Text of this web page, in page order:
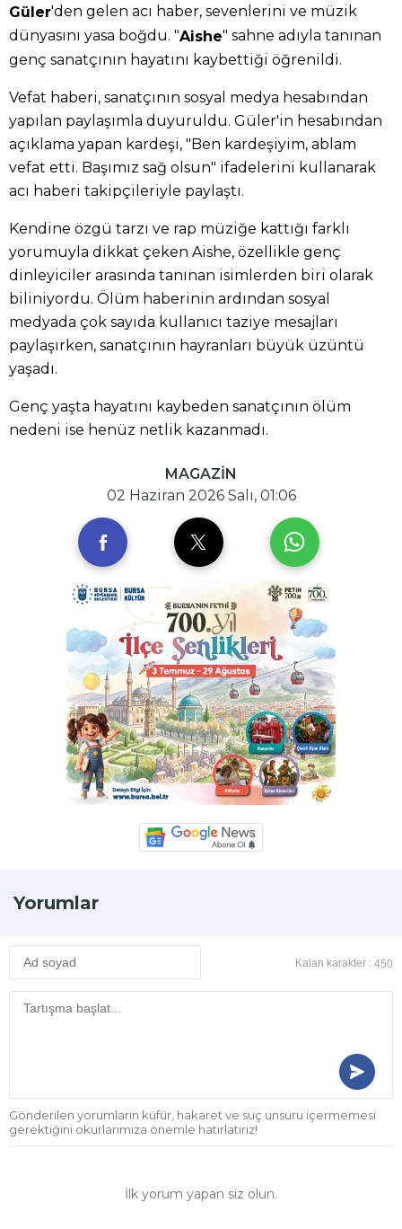
Güler'den gelen acı haber, sevenlerini ve müzik
dünyasını yasa boğdu. "Aishe" sahne adıyla tanınan
genç sanatçının hayatını kaybettiği öğrenildi.
Vefat haberi, sanatçının sosyal medya hesabından
yapılan paylaşımla duyuruldu. Güler'in hesabından
açıklama yapan kardeşi, "Ben kardeşiyim, ablam
vefat etti. Başımız sağ olsun" ifadelerini kullanarak
acı haberi takipçileriyle paylaştı.
Kendine özgü tarzı ve rap müziğe kattığı farklı
yorumuyla dikkat çeken Aishe, özellikle genç
dinleyiciler arasında tanınan isimlerden biri olarak
biliniyordu. Ölüm haberinin ardından sosyal
medyada çok sayıda kullanıcı taziye mesajları
paylaşırken, sanatçının hayranları büyük üzüntü
yaşadı.
Genç yaşta hayatını kaybeden sanatçının ölüm
nedeni ise henüz netlik kazanmadı.
MAGAZİN
02 Haziran 2026 Salı, 01:06
Yorumlar
Kalan karakter : 450
Gönderilen yorumların küfür, hakaret ve suç unsuru içermemesi
gerektiğini okurlarımıza önemle hatırlatırız!
İlk yorum yapan siz olun.